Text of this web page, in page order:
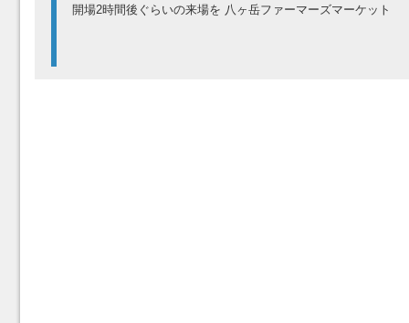
開場2時間後ぐらいの来場を 八ヶ岳ファーマーズマーケット